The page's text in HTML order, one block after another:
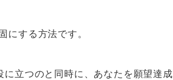
にする方法です。
立つのと同時に、あなたを願望達成